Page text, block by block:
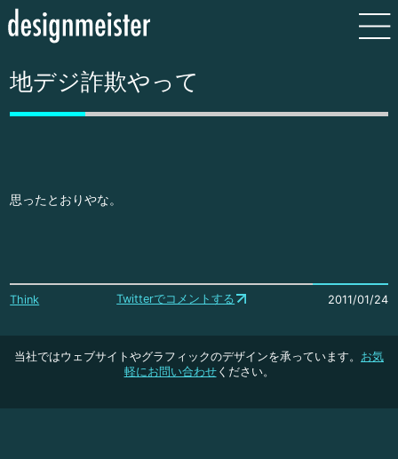
地デジ詐欺やって
思ったとおりやな。
Think Twitterでコメントする 2011/01/24
当社ではウェブサイトやグラフィックのデザインを承っています。 お気
軽にお問い合わせください。